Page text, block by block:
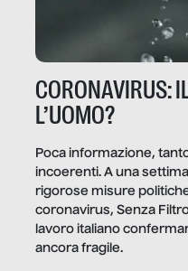
CORONAVIRUS:
L’UOMO?
Poca informazione,
incoerenti. A una
rigorose misure
coronavirus, Senza
lavoro italiano
ancora fragile.